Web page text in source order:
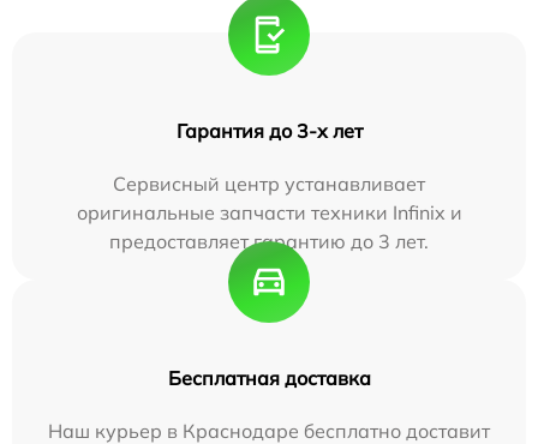
Гарантия до 3-х лет
Сервисный центр устанавливает
оригинальные запчасти техники Infinix и
предоставляет гарантию до 3 лет.
Бесплатная доставка
Наш курьер в Краснодаре бесплатно доставит